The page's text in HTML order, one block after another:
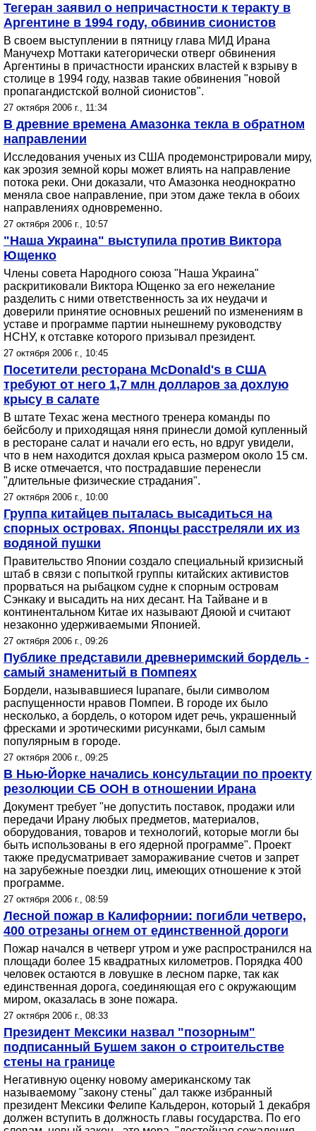
Тегеран заявил о непричастности к теракту в
Аргентине в 1994 году, обвинив сионистов
В своем выступлении в пятницу глава МИД Ирана
Манучехр Моттаки категорически отверг обвинения
Аргентины в причастности иранских властей к взрыву в
столице в 1994 году, назвав такие обвинения "новой
пропагандистской волной сионистов".
27 октября 2006 г., 11:34
В древние времена Амазонка текла в обратном
направлении
Исследования ученых из США продемонстрировали миру,
как эрозия земной коры может влиять на направление
потока реки. Они доказали, что Амазонка неоднократно
меняла свое направление, при этом даже текла в обоих
направлениях одновременно.
27 октября 2006 г., 10:57
"Наша Украина" выступила против Виктора
Ющенко
Члены совета Народного союза "Наша Украина"
раскритиковали Виктора Ющенко за его нежелание
разделить с ними ответственность за их неудачи и
доверили принятие основных решений по изменениям в
уставе и программе партии нынешнему руководству
НСНУ, к отставке которого призывал президент.
27 октября 2006 г., 10:45
Посетители ресторана McDonald's в США
требуют от него 1,7 млн долларов за дохлую
крысу в салате
В штате Техас жена местного тренера команды по
бейсболу и приходящая няня принесли домой купленный
в ресторане салат и начали его есть, но вдруг увидели,
что в нем находится дохлая крыса размером около 15 см.
В иске отмечается, что пострадавшие перенесли
"длительные физические страдания".
27 октября 2006 г., 10:00
Группа китайцев пыталась высадиться на
спорных островах. Японцы расстреляли их из
водяной пушки
Правительство Японии создало специальный кризисный
штаб в связи с попыткой группы китайских активистов
прорваться на рыбацком судне к спорным островам
Сэнкаку и высадить на них десант. На Тайване и в
континентальном Китае их называют Дяоюй и считают
незаконно удерживаемыми Японией.
27 октября 2006 г., 09:26
Публике представили древнеримский бордель -
самый знаменитый в Помпеях
Бордели, называвшиеся lupanare, были символом
распущенности нравов Помпеи. В городе их было
несколько, а бордель, о котором идет речь, украшенный
фресками и эротическими рисунками, был самым
популярным в городе.
27 октября 2006 г., 09:25
В Нью-Йорке начались консультации по проекту
резолюции СБ ООН в отношении Ирана
Документ требует "не допустить поставок, продажи или
передачи Ирану любых предметов, материалов,
оборудования, товаров и технологий, которые могли бы
быть использованы в его ядерной программе". Проект
также предусматривает замораживание счетов и запрет
на зарубежные поездки лиц, имеющих отношение к этой
программе.
27 октября 2006 г., 08:59
Лесной пожар в Калифорнии: погибли четверо,
400 отрезаны огнем от единственной дороги
Пожар начался в четверг утром и уже распространился на
площади более 15 квадратных километров. Порядка 400
человек остаются в ловушке в лесном парке, так как
единственная дорога, соединяющая его с окружающим
миром, оказалась в зоне пожара.
27 октября 2006 г., 08:33
Президент Мексики назвал "позорным"
подписанный Бушем закон о строительстве
стены на границе
Негативную оценку новому американскому так
называемому "закону стены" дал также избранный
президент Мексики Фелипе Кальдерон, который 1 декабря
должен вступить в должность главы государства. По его